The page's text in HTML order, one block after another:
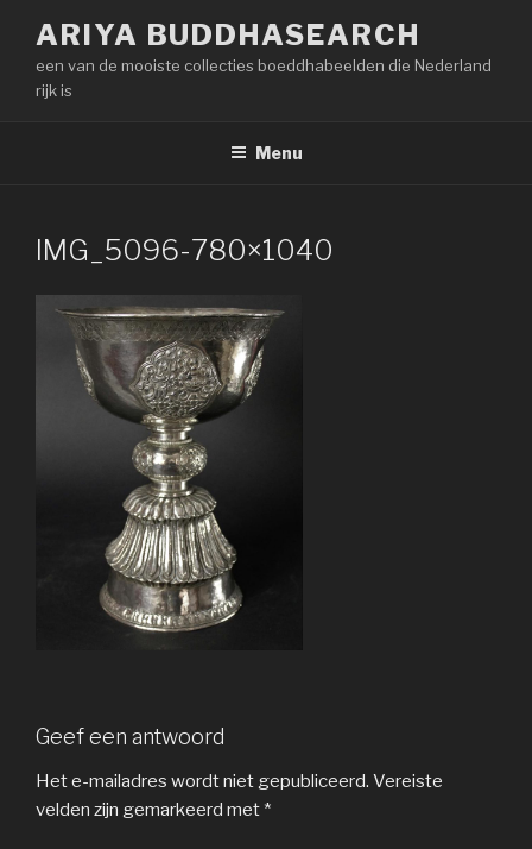
inhoud
springen
ARIYA BUDDHASEARCH
een van de mooiste collecties boeddhabeelden die Nederland
rijk is
Menu
IMG_5096-780×1040
Geef een antwoord
Het e-mailadres wordt niet gepubliceerd. Vereiste
velden zijn gemarkeerd met *